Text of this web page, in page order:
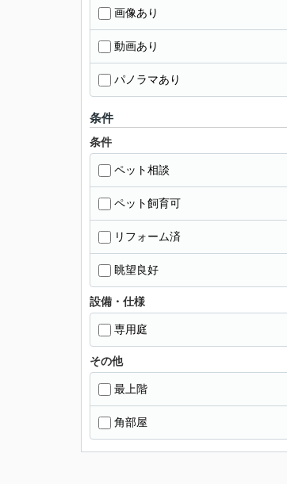
画像あり
動画あり
パノラマあり
条件
条件
ペット相談
ペット飼育可
リフォーム済
眺望良好
設備・仕様
専用庭
その他
最上階
角部屋